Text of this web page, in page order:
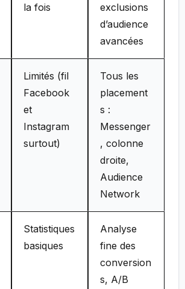
la fois
exclusions
d’audience
avancées
Limités (fil
Facebook
et
Instagram
surtout)
Tous les
placement
s :
Messenger
, colonne
droite,
Audience
Network
Statistiques
basiques
Analyse
fine des
conversion
s, A/B